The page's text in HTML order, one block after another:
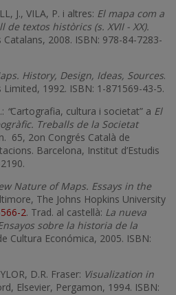
J., VILA, P. i altres: El mapa com a
de textos històrics (s. XVII - XX).
2008. ISBN: 978-84-7283-
History, Design, Ideas, Sources.
1992. ISBN: 1-871569-43-5.
“Cartografia, cultura i societat” a El
Treballs de la Societat
65, 2on Congrés Català de
Barcelona, Institut d’Estudis
Nature of Maps. Essays in the
The Johns Hopkins University
2. Trad. al castellà: La nueva
sobre la historia de la
Cultura Económica, 2005. ISBN:
D.R. Fraser: Visualization in
Elsevier, Pergamon, 1994. ISBN: